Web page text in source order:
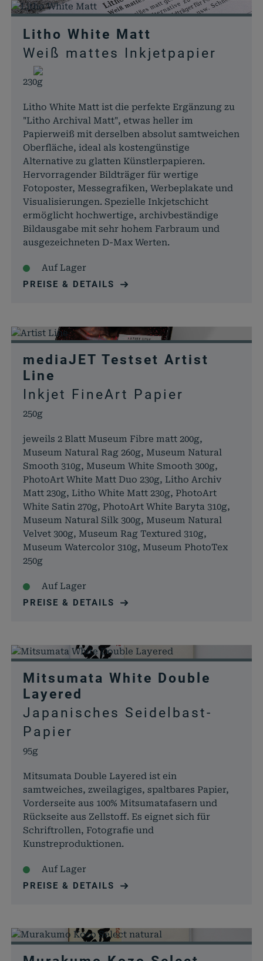
Litho White Matt
Weiß mattes Inkjetpapier
230g
Litho White Matt ist die perfekte Ergänzung zu
"Litho Archival Matt", etwas heller im
Papierweiß mit derselben absolut samtweichen
Oberfläche, ideal als kostengünstige
Alternative zu glatten Künstlerpapieren.
Hervorragender Bildträger für wertige
Fotoposter, Messegrafiken, Werbeplakate und
Visualisierungen. Spezielle Inkjetschicht
ermöglicht hochwertige, archivbeständige
Bildausgabe mit sehr hohem Farbraum und
ausgezeichneten D-Max Werten.
Auf Lager
PREISE & DETAILS
mediaJET Testset Artist
Line
Inkjet FineArt Papier
250g
jeweils 2 Blatt Museum Fibre matt 200g,
Museum Natural Rag 260g, Museum Natural
Smooth 310g, Museum White Smooth 300g,
PhotoArt White Matt Duo 230g, Litho Archiv
Matt 230g, Litho White Matt 230g, PhotoArt
White Satin 270g, PhotoArt White Baryta 310g,
Museum Natural Silk 300g, Museum Natural
Velvet 300g, Museum Rag Textured 310g,
Museum Watercolor 310g, Museum PhotoTex
250g
Auf Lager
PREISE & DETAILS
Mitsumata White Double
Layered
Japanisches Seidelbast-
Papier
95g
Mitsumata Double Layered ist ein
samtweiches, zweilagiges, spaltbares Papier,
Vorderseite aus 100% Mitsumatafasern und
Rückseite aus Zellstoff. Es eignet sich für
Schriftrollen, Fotografie und
Kunstreproduktionen.
Auf Lager
PREISE & DETAILS